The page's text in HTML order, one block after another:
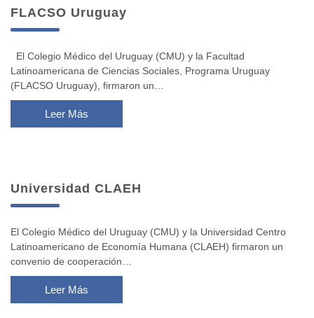
FLACSO Uruguay
El Colegio Médico del Uruguay (CMU) y la Facultad
Latinoamericana de Ciencias Sociales, Programa Uruguay
(FLACSO Uruguay), firmaron un…
Leer Más
Universidad CLAEH
El Colegio Médico del Uruguay (CMU) y la Universidad Centro
Latinoamericano de Economía Humana (CLAEH) firmaron un
convenio de cooperación…
Leer Más